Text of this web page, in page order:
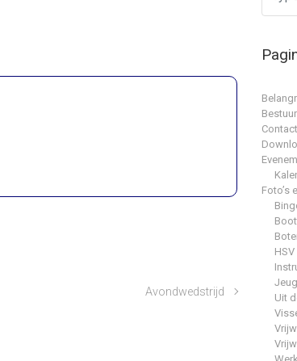
Avondwedstrijd
Contact
Foto’s
Uit